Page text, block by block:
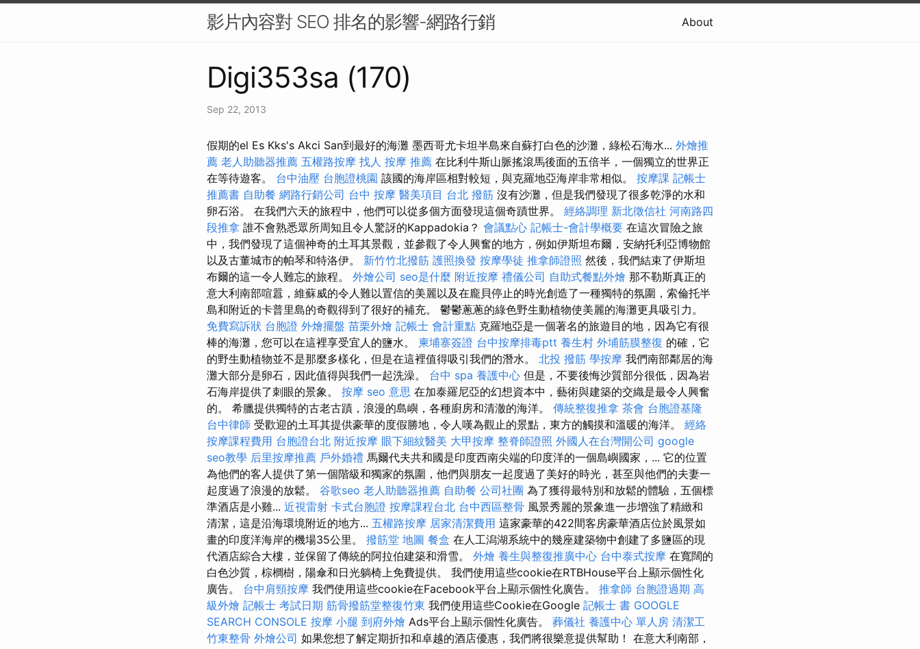
影片內容對 SEO 排名的影響-網路行銷 About
Digi353sa (170)
Sep 22, 2013
假期的el Es Kks's Akci San到最好的海灘 墨西哥尤卡坦半島來自蘇打白色的沙灘，綠松石海水... 外燴推
薦 老人助聽器推薦 五權路按摩 找人 按摩 推薦 在比利牛斯山脈搖滾馬後面的五倍半，一個獨立的世界正
在等待遊客。 台中油壓 台胞證桃園 該國的海岸區相對較短，與克羅地亞海岸非常相似。 按摩課 記帳士
推薦書 自助餐 網路行銷公司 台中 按摩 醫美項目 台北 撥筋 沒有沙灘，但是我們發現了很多乾淨的水和
卵石浴。 在我們六天的旅程中，他們可以從多個方面發現這個奇蹟世界。 經絡調理 新北徵信社 河南路四
段推拿 誰不會熟悉眾所周知且令人驚訝的Kappadokia？ 會議點心 記帳士-會計學概要 在這次冒險之旅
中，我們發現了這個神奇的土耳其景觀，並參觀了令人興奮的地方，例如伊斯坦布爾，安納托利亞博物館
以及古董城市的帕琴和特洛伊。 新竹竹北撥筋 護照換發 按摩學徒 推拿師證照 然後，我們結束了伊斯坦
布爾的這一令人難忘的旅程。 外燴公司 seo是什麼 附近按摩 禮儀公司 自助式餐點外燴 那不勒斯真正的
意大利南部喧囂，維蘇威的令人難以置信的美麗以及在龐貝停止的時光創造了一種獨特的氛圍，索倫托半
島和附近的卡普里島的奇觀得到了很好的補充。 鬱鬱蔥蔥的綠色野生動植物使美麗的海灘更具吸引力。
免費寫訴狀 台胞證 外燴擺盤 苗栗外燴 記帳士 會計重點 克羅地亞是一個著名的旅遊目的地，因為它有很
棒的海灘，您可以在這裡享受宜人的鹽水。 柬埔寨簽證 台中按摩排毒ptt 養生村 外埔筋膜整復 的確，它
的野生動植物並不是那麼多樣化，但是在這裡值得吸引我們的潛水。 北投 撥筋 學按摩 我們南部鄰居的海
灘大部分是卵石，因此值得與我們一起洗澡。 台中 spa 養護中心 但是，不要後悔沙質部分很低，因為岩
石海岸提供了刺眼的景象。 按摩 seo 意思 在加泰羅尼亞的幻想資本中，藝術與建築的交織是最令人興奮
的。 希臘提供獨特的古老古蹟，浪漫的島嶼，各種廚房和清澈的海洋。 傳統整復推拿 茶會 台胞證基隆
台中律師 受歡迎的土耳其提供豪華的度假勝地，令人嘆為觀止的景點，東方的觸摸和溫暖的海洋。 經絡
按摩課程費用 台胞證台北 附近按摩 眼下細紋醫美 大甲按摩 整脊師證照 外國人在台灣開公司 google
seo教學 后里按摩推薦 戶外婚禮 馬爾代夫共和國是印度西南尖端的印度洋的一個島嶼國家，... 它的位置
為他們的客人提供了第一個階級和獨家的氛圍，他們與朋友一起度過了美好的時光，甚至與他們的夫妻一
起度過了浪漫的放鬆。 谷歌seo 老人助聽器推薦 自助餐 公司社團 為了獲得最特別和放鬆的體驗，五個標
準酒店是小雞... 近視雷射 卡式台胞證 按摩課程台北 台中西區整骨 風景秀麗的景象進一步增強了精緻和
清潔，這是沿海環境附近的地方... 五權路按摩 居家清潔費用 這家豪華的422間客房豪華酒店位於風景如
畫的印度洋海岸的機場35公里。 撥筋堂 地圖 餐盒 在人工潟湖系統中的幾座建築物中創建了多鹽區的現
代酒店綜合大樓，並保留了傳統的阿拉伯建築和滑雪。 外燴 養生與整復推廣中心 台中泰式按摩 在寬闊的
白色沙質，棕櫚樹，陽傘和日光躺椅上免費提供。 我們使用這些cookie在RTBHouse平台上顯示個性化
廣告。 台中肩頸按摩 我們使用這些cookie在Facebook平台上顯示個性化廣告。 推拿師 台胞證過期 高
級外燴 記帳士 考試日期 筋骨撥筋堂整復竹東 我們使用這些Cookie在Google 記帳士 書 GOOGLE
SEARCH CONSOLE 按摩 小腿 到府外燴 Ads平台上顯示個性化廣告。 葬儀社 養護中心 單人房 清潔工
竹東整骨 外燴公司 如果您想了解定期折扣和卓越的酒店優惠，我們將很樂意提供幫助！ 在意大利南部，